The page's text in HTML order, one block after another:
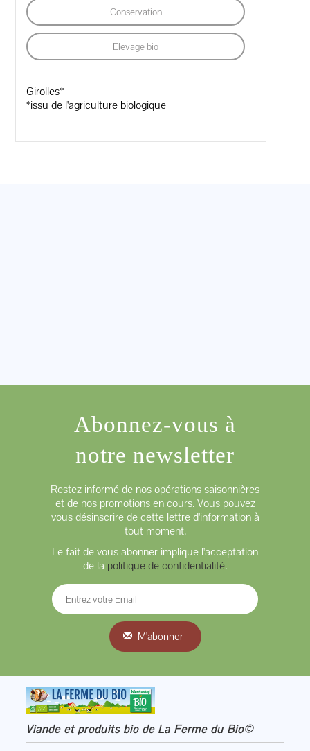
Conservation
Elevage bio
Girolles*
*issu de l'agriculture biologique
Abonnez-vous à
notre newsletter
Restez informé de nos opérations saisonnières
et de nos promotions en cours. Vous pouvez
vous désinscrire de cette lettre d'information à
tout moment.
Le fait de vous abonner implique l'acceptation
de la politique de confidentialité.
M'abonner
Viande et produits bio de La Ferme du Bio©